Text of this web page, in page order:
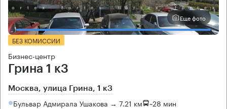
Еще фото
БЕЗ КОМИССИИ
Бизнес-центр
Грина 1 к3
Москва, улица Грина, 1 к3
Бульвар Адмирала Ушакова → 7.21 км ~28 мин